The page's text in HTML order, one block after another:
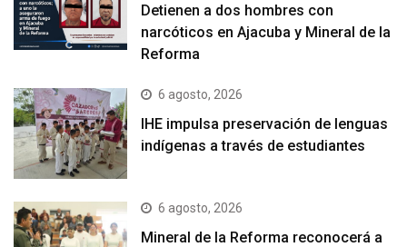
Detienen a dos hombres con
narcóticos en Ajacuba y Mineral de la
Reforma
6 agosto, 2026
IHE impulsa preservación de lenguas
indígenas a través de estudiantes
6 agosto, 2026
Mineral de la Reforma reconocerá a